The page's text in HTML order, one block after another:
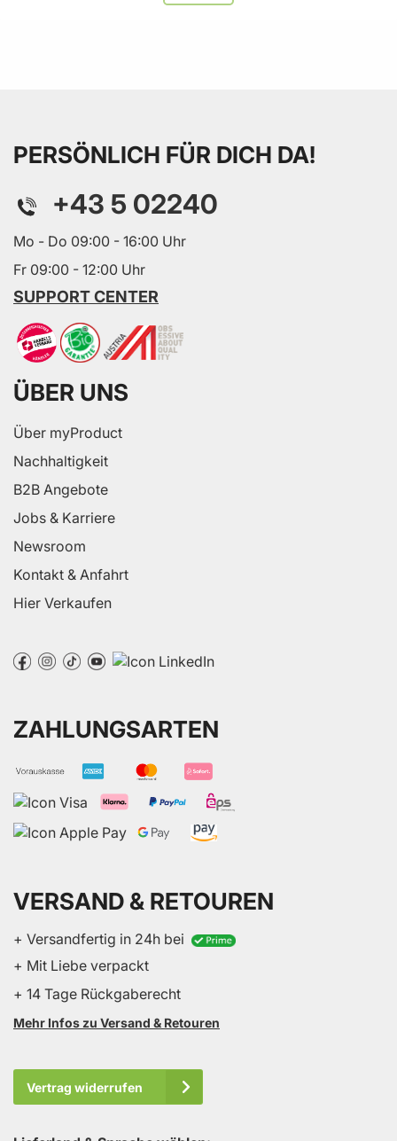
PERSÖNLICH FÜR DICH DA!
+43 5 02240
Mo - Do 09:00 - 16:00 Uhr
Fr 09:00 - 12:00 Uhr
SUPPORT CENTER
ÜBER UNS
Über myProduct
Nachhaltigkeit
B2B Angebote
Jobs & Karriere
Newsroom
Kontakt & Anfahrt
Hier Verkaufen
ZAHLUNGSARTEN
VERSAND & RETOUREN
+ Versandfertig in 24h bei
+ Mit Liebe verpackt
+ 14 Tage Rückgaberecht
Mehr Infos zu Versand & Retouren
Vertrag widerrufen